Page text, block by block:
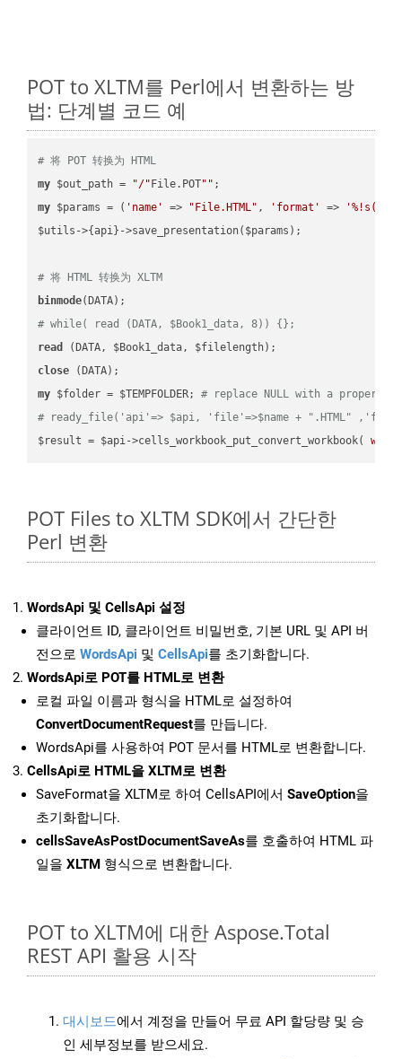
POT to XLTM를 Perl에서 변환하는 방
법: 단계별 코드 예
# 将 POT 转换为 HTML
my $out_path = "/" File.POT""
my $params = ( 'name' => "File.HTML" , 'format' =>
$utils->{api}->save_presentation($params);
# 将 HTML 转换为 XLTM
binmode
# while( read (DATA, $Book1_data, 8)) {};
read
close
my $folder = $TEMPFOLDER; # replace NULL with a proper
# ready_file('api'=> $api, 'file'=>$name + ".HTML"
$result = $api->cells_workbook_put_convert_workbook(
POT Files to XLTM SDK에서 간단한
Perl 변환
WordsApi 및 CellsApi 설정
클라이언트 ID, 클라이언트 비밀번호, 기본 URL 및 API 버
전으로 WordsApi 및 CellsApi를 초기화합니다.
WordsApi로 POT를 HTML로 변환
로컬 파일 이름과 형식을 HTML로 설정하여
ConvertDocumentRequest를 만듭니다.
WordsApi를 사용하여 POT 문서를 HTML로 변환합니다.
CellsApi로 HTML을 XLTM로 변환
SaveFormat을 XLTM로 하여 CellsAPI에서 SaveOption을
초기화합니다.
cellsSaveAsPostDocumentSaveAs를 호출하여 HTML 파
일을 XLTM 형식으로 변환합니다.
POT to XLTM에 대한 Aspose.Total
REST API 활용 시작
대시보드에서 계정을 만들어 무료 API 할당량 및 승
인 세부정보를 받으세요.